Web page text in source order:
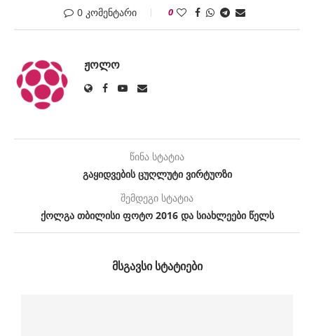
0 კომენტარი 0
ᲟᲝᲚᲝ
წინა სტატია
გაყიდვების ცუღლუტი ვირტუოზი
შემდეგი სტატია
ქოლგა თბილისი ფოტო 2016 და სიახლეები წელს
ᲛᲡᲒᲐᲕᲡᲘ ᲡᲢᲐᲢᲘᲔᲑᲘ